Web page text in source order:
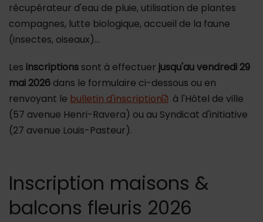
récupérateur d'eau de pluie, utilisation de plantes
compagnes, lutte biologique, accueil de la faune
(insectes, oiseaux)…
Les inscriptions sont à effectuer jusqu'au vendredi 29
mai 2026 dans le formulaire ci-dessous ou en
renvoyant le bulletin d'inscription
à l'Hôtel de ville
(57 avenue Henri-Ravera) ou au Syndicat d'initiative
(27 avenue Louis-Pasteur).
Inscription maisons &
balcons fleuris 2026